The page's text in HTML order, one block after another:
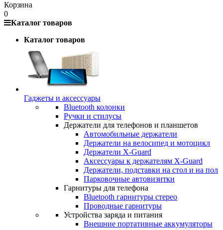
Корзина
0
Каталог товаров
Каталог товаров
Гаджеты и аксессуары
Bluetooth колонки
Ручки и стилусы
Держатели для телефонов и планшетов
Автомобильные держатели
Держатели на велосипед и мотоцикл
Держатели X-Guard
Аксессуары к держателям X-Guard
Держатели, подставки на стол и на пол
Парковочные автовизитки
Гарнитуры для телефона
Bluetooth гарнитуры стерео
Проводные гарнитуры
Устройства заряда и питания
Внешние портативные аккумуляторы